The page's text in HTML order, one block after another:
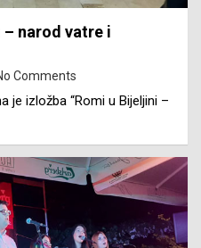
– narod vatre i
Comments
je izložba “Romi u Bijeljini –